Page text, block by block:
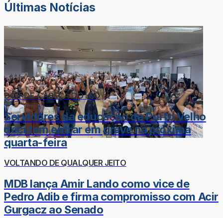
Últimas Notícias
DOR-DE-CABEÇA DO LÉO
Servidores da educação de Porto Velho
decidem entrar em greve na próxima
quarta-feira
VOLTANDO DE QUALQUER JEITO
MDB lança Amir Lando como vice de
Pedro Adib e firma compromisso com Acir
Gurgacz ao Senado